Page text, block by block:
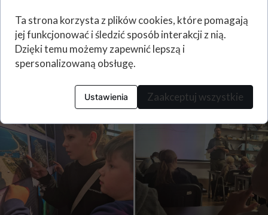
Ta strona korzysta z plików cookies, które pomagają
jej funkcjonować i śledzić sposób interakcji z nią.
Dzięki temu możemy zapewnić lepszą i
spersonalizowaną obsługę.
Ustawienia Zaakceptuj wszystkie